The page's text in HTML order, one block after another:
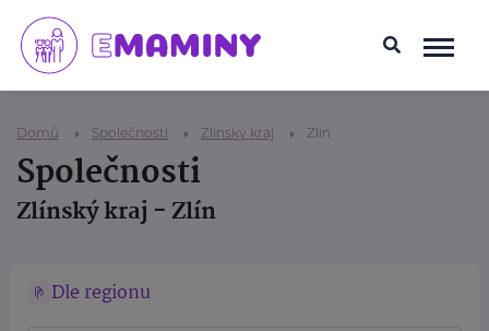
Domů Společnosti Zlínský kraj Zlín
Společnosti
Zlínský kraj - Zlín
Dle regionu